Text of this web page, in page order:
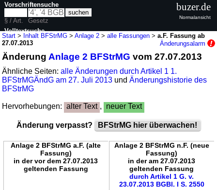
Start > Inhalt BFStrMG >Anlage 2 >alle Fassungen >a.F. Fassung ab
27.07.2013
Änderungsalarm
Änderung Anlage 2 BFStrMG vom 27.07.2013
Ähnliche Seiten:alle Änderungen durch Artikel 1 1.
BFStrMGÄndG am 27. Juli 2013 undÄnderungshistorie des
BFStrMG
Hervorhebungen: alter Text , neuer Text
Änderung verpasst? BFStrMG hier überwachen!
Anlage 2 BFStrMG a.F. (alte
Fassung)
in der vor dem 27.07.2013
geltenden Fassung
Anlage 2 BFStrMG n.F. (neue
Fassung)
in der am 27.07.2013
geltenden Fassung
durch Artikel 1 G. v.
23.07.2013 BGBl. I S. 2550
Vorschriftensuche
§ / Art.
Gesetz
Volltextsuche
buzer.de
Normalansicht